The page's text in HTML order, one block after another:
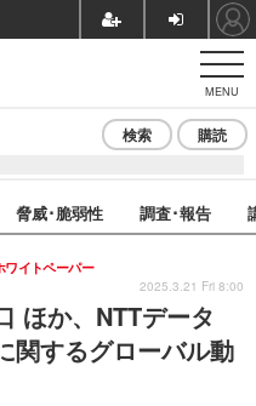
MENU
検索 購読
脅威･脆弱性 調査･報告
ほか、NTTデータ
関するグローバル動
ワイトペーパー
2025.3.21 Fri 8:00